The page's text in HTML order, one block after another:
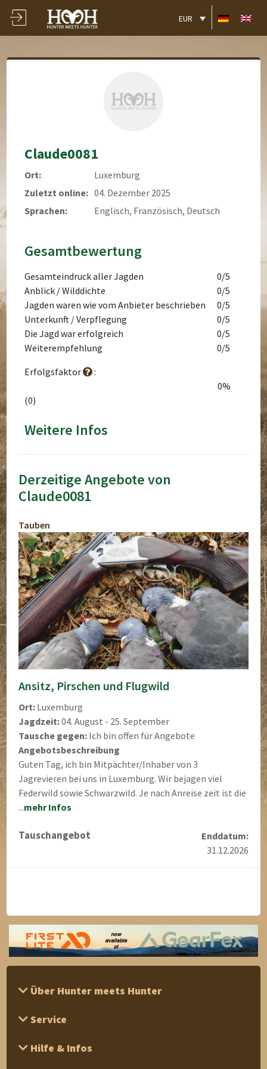
EUR
Claude0081
Ort:
Luxemburg
Zuletzt online: 04. Dezember 2025
Sprachen:
Englisch, Französisch, Deutsch
Gesamtbewertung
Gesamteindruck aller Jagden
0/5
Anblick / Wilddichte
0/5
Jagden waren wie vom Anbieter beschrieben
0/5
Unterkunft / Verpflegung
0/5
Die Jagd war erfolgreich
0/5
Weiterempfehlung
0/5
Erfolgsfaktor
:
0%
(0)
Weitere Infos
Derzeitige Angebote von
Claude0081
Tauben
Ansitz, Pirschen und Flugwild
Ort: Luxemburg
Jagdzeit:04. August - 25. September
Tausche gegen: Ich bin offen für Angebote
Angebotsbeschreibung
Guten Tag, ich bin Mitpächter/Inhaber von 3
Jagrevieren bei uns in Luxemburg. Wir bejagen viel
Federwild sowie Schwarzwild. Je nach Anreise zeit ist die
...mehr Infos
Tauschangebot
Enddatum:
31.12.2026
Über Hunter meets Hunter
Service
Hilfe & Infos